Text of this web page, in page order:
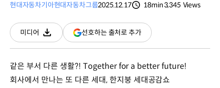
현대자동차기아현대자동차그룹2025.12.17
18min3,345 Views
미디어
다운로드
선호하는 출처로 추가(새
창
같은 부서 다른 생활?! Together for a better future!
회사에서 만나는 또 다른 세대, 한지붕 세대공감쇼